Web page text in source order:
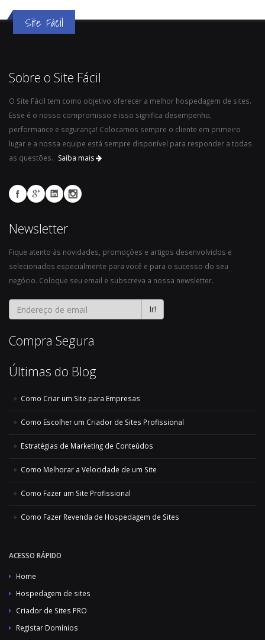
Site Fácil
Sobre o Site Fácil
O Site Fácil tem como objetivo oferecer a melhor hospedagem de sites.
Esse é o nosso compromisso e isso significa desempenho,
performance e segurança! Colocamos sempre o cliente em primeiro
lugar e a nossa equipe está sempre disponível para responder a todas
as questões.
Saiba mais
Newsletter
Fique atento às novidades, promoções e artigos desenvolvidos e
selecionados especialmente para você e para o sucesso do seu
negócio. Coloque seu email e subscreva a nossa newsletter.
Ir!
Compra Segura
Últimas do Blog
Como Criar um Site para Empresas
Como Escolher um Criador de Sites Profissional
Estratégias de Marketing de Conteúdos
Como Melhorar a Velocidade de um Site
Como Fazer um Site Profissional
Como Fazer Revenda de Hospedagem de Sites
ACESSO RÁPIDO
Home
Hospedagem de sites
Criador de Sites PRO
Registar Domínios